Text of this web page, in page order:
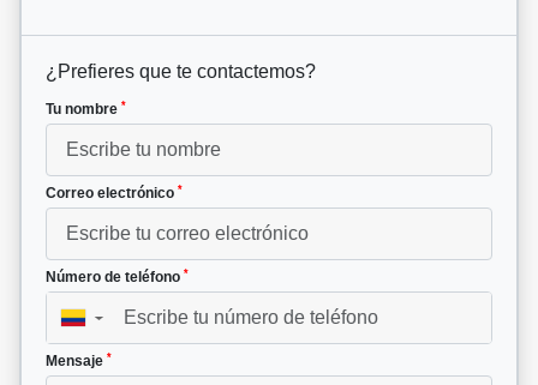
¿Prefieres que te contactemos?
Tu nombre *
Correo electrónico *
Número de teléfono *
▼
Mensaje *